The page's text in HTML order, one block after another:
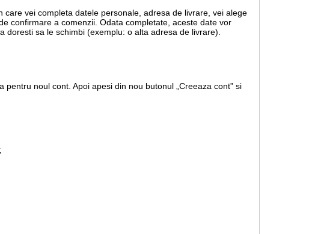
care vei completa datele personale, adresa de livrare, vei alege
confirmare a comenzii. Odata completate, aceste date vor
doresti sa le schimbi (exemplu: o alta adresa de livrare).
noul cont. Apoi apesi din nou butonul „Creeaza cont” si